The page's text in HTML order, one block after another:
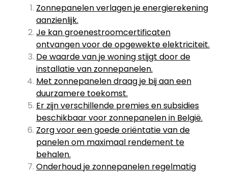
Zonnepanelen verlagen je energierekening
aanzienlijk.
Je kan groenestroomcertificaten
ontvangen voor de opgewekte elektriciteit.
De waarde van je woning stijgt door de
installatie van zonnepanelen.
Met zonnepanelen draag je bij aan een
duurzamere toekomst.
Er zijn verschillende premies en subsidies
beschikbaar voor zonnepanelen in België.
Zorg voor een goede oriëntatie van de
panelen om maximaal rendement te
behalen.
Onderhoud je zonnepanelen regelmatig